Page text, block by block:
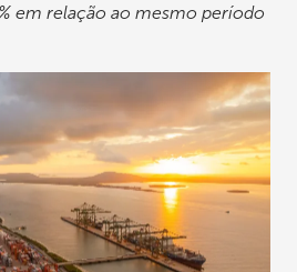
em relação ao mesmo período